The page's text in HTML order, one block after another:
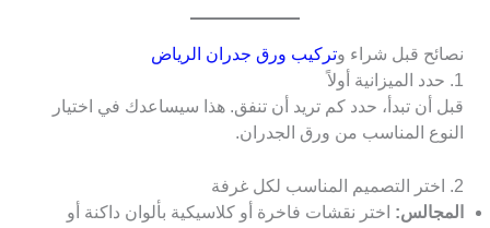
نصائح قبل شراء وتركيب ورق جدران الرياض
1. حدد الميزانية أولاً
قبل أن تبدأ، حدد كم تريد أن تنفق. هذا سيساعدك في اختيار
النوع المناسب من ورق الجدران.
2. اختر التصميم المناسب لكل غرفة
المجالس: اختر نقشات فاخرة أو كلاسيكية بألوان داكنة أو